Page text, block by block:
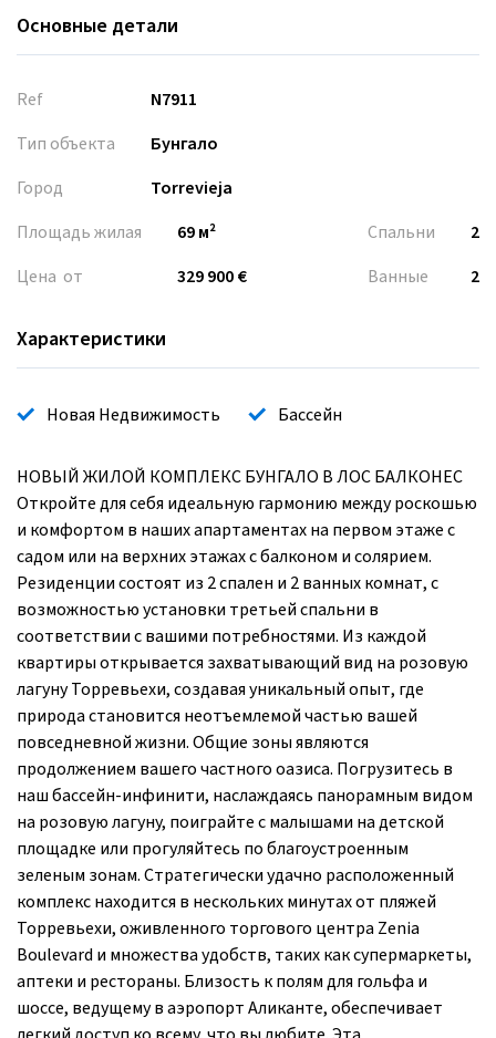
Основные детали
Ref
N7911
Тип объекта
Бунгало
Город
Torrevieja
Площадь жилая
69 м²
Цена от
329 900 €
Спальни
2
Ванные
2
Характеристики
Новая Недвижимость Бассейн
НОВЫЙ ЖИЛОЙ КОМПЛЕКС БУНГАЛО В ЛОС БАЛКОНЕС
Откройте для себя идеальную гармонию между роскошью
и комфортом в наших апартаментах на первом этаже с
садом или на верхних этажах с балконом и солярием.
Резиденции состоят из 2 спален и 2 ванных комнат, с
возможностью установки третьей спальни в
соответствии с вашими потребностями. Из каждой
квартиры открывается захватывающий вид на розовую
лагуну Торревьехи, создавая уникальный опыт, где
природа становится неотъемлемой частью вашей
повседневной жизни. Общие зоны являются
продолжением вашего частного оазиса. Погрузитесь в
наш бассейн-инфинити, наслаждаясь панорамным видом
на розовую лагуну, поиграйте с малышами на детской
площадке или прогуляйтесь по благоустроенным
зеленым зонам. Стратегически удачно расположенный
комплекс находится в нескольких минутах от пляжей
Торревьехи, оживленного торгового центра Zenia
Boulevard и множества удобств, таких как супермаркеты,
аптеки и рестораны. Близость к полям для гольфа и
шоссе, ведущему в аэропорт Аликанте, обеспечивает